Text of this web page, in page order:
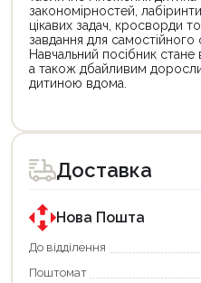
закономірностей,
цікавих задач, кросворди
завдання для самостійного
Навчальний посібник стане
а також дбайливим
дитиною вдома.
товар
для
покупки
державною
програмою
єКнига.
Використовуйте
карту
товар
для
покупки
державною
програмою
«Національний
кешбек».
покупку
Доставка
Нова Пошта
До відділення
Поштомат